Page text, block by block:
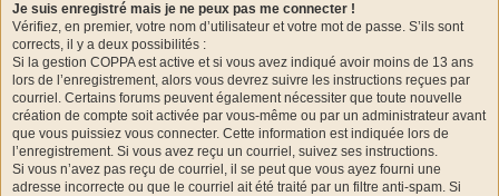
Je suis enregistré mais je ne peux pas me connecter !
Vérifiez, en premier, votre nom d’utilisateur et votre mot de passe. S’ils sont
corrects, il y a deux possibilités :
Si la gestion COPPA est active et si vous avez indiqué avoir moins de 13 ans
lors de l’enregistrement, alors vous devrez suivre les instructions reçues par
courriel. Certains forums peuvent également nécessiter que toute nouvelle
création de compte soit activée par vous-même ou par un administrateur avant
que vous puissiez vous connecter. Cette information est indiquée lors de
l’enregistrement. Si vous avez reçu un courriel, suivez ses instructions.
Si vous n’avez pas reçu de courriel, il se peut que vous ayez fourni une
adresse incorrecte ou que le courriel ait été traité par un filtre anti-spam. Si